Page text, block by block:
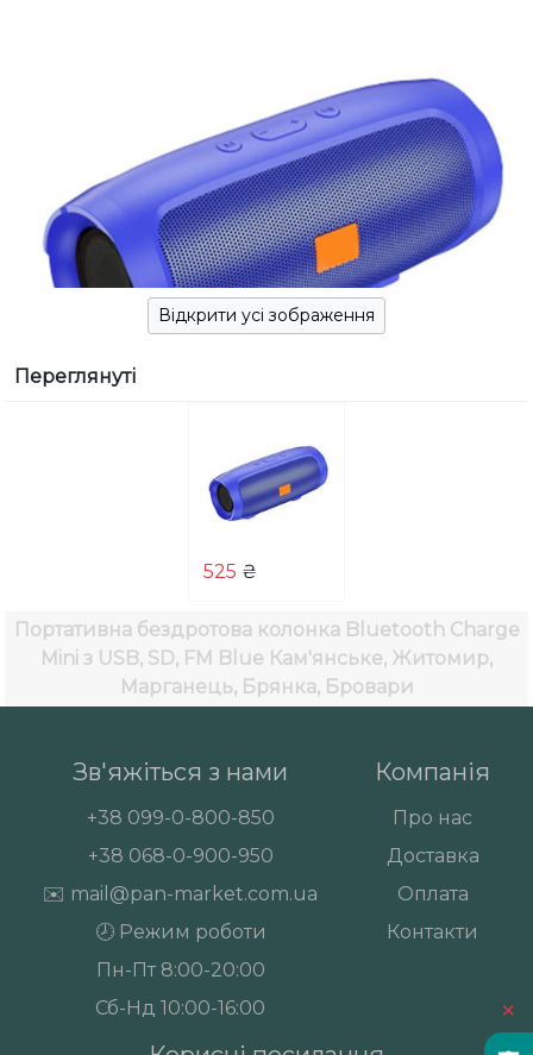
×
Відкрити усі зображення
Переглянуті
525 ₴
Портативна бездротова колонка Bluetooth Charge
Mini з USB, SD, FM Blue Кам'янське, Житомир,
Марганець, Брянка, Бровари
Зв'яжіться з нами
+38 099-0-800-850
+38 068-0-900-950
✉️ mail@pan-market.com.ua
🕗 Режим роботи
Пн-Пт 8:00-20:00
Сб-Нд 10:00-16:00
Компанія
Про нас
Доставка
Оплата
Контакти